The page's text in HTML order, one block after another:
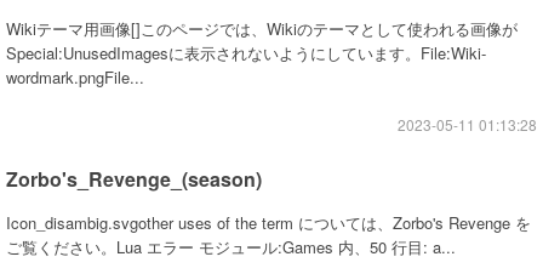
Wikiテーマ用画像[]このページでは、Wikiのテーマとして使われる画像が
Special:UnusedImagesに表示されないようにしています。File:Wiki-
wordmark.pngFile...
2023-05-11 01:13:28
Zorbo's_Revenge_(season)
Icon_disambig.svgother uses of the term については、Zorbo's Revenge を
ご覧ください。Lua エラー モジュール:Games 内、50 行目: a...